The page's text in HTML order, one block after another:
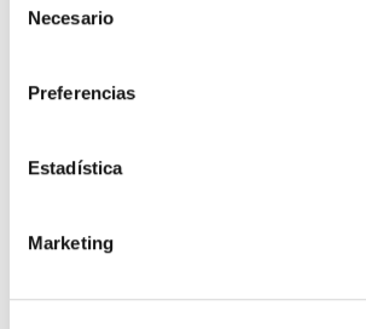
Necesario
Preferencias
Estadística
Marketing